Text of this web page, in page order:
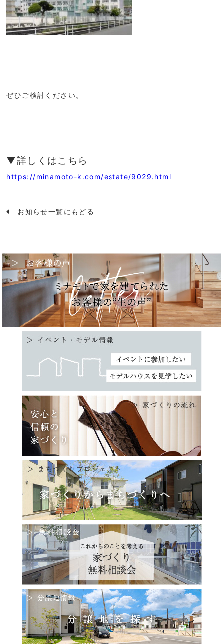
ぜひご検討ください。
▼詳しくはこちら
https://minamoto-k.com/estate/9029.html
お知らせ一覧にもどる